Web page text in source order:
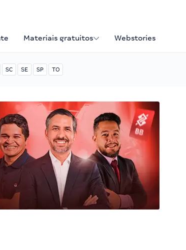
Materiais gratuitos Webstories
SC SE SP TO